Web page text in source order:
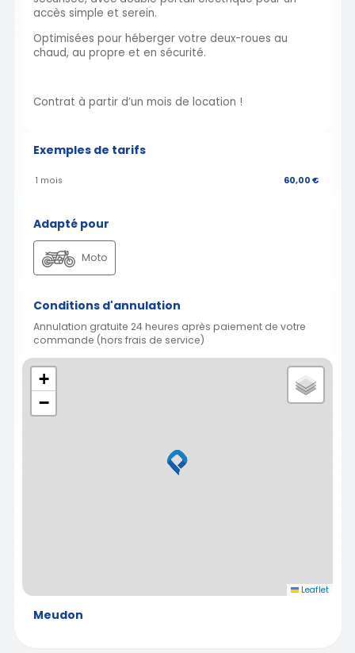
accès simple et serein.
Optimisées pour héberger votre deux-roues au
chaud, au propre et en sécurité.
Contrat à partir d’un mois de location !
Exemples de tarifs
1 mois 60,00 €
Adapté pour
Moto
Conditions d'annulation
Annulation gratuite 24 heures après paiement de votre
commande (hors frais de service)
+
−
Leaflet
Meudon